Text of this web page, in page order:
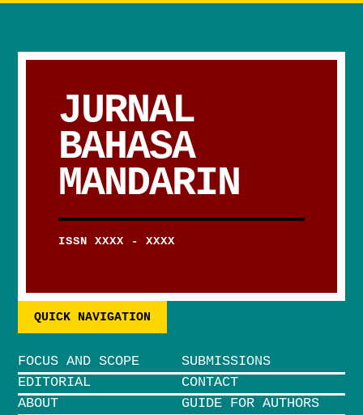
JURNAL
BAHASA
MANDARIN
ISSN XXXX - XXXX
QUICK NAVIGATION
FOCUS AND SCOPE
SUBMISSIONS
EDITORIAL
CONTACT
ABOUT
GUIDE FOR AUTHORS